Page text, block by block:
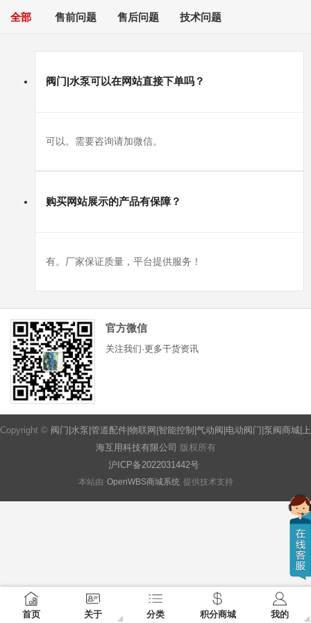
首页 关于 分类 积分商城 我的
全部 售前问题 售后问题 技术问题
阀门|水泵可以在网站直接下单吗？
可以。需要咨询请加微信。
购买网站展示的产品有保障？
有。厂家保证质量，平台提供服务！
官方微信
关注我们·更多干货资讯
Copyright © 阀门|水泵|管道配件|物联网|智能控制|气动阀|电动阀门|泵阀商城|上
海互用科技有限公司 版权所有
沪ICP备2022031442号
本站由 OpenWBS商城系统 提供技术支持